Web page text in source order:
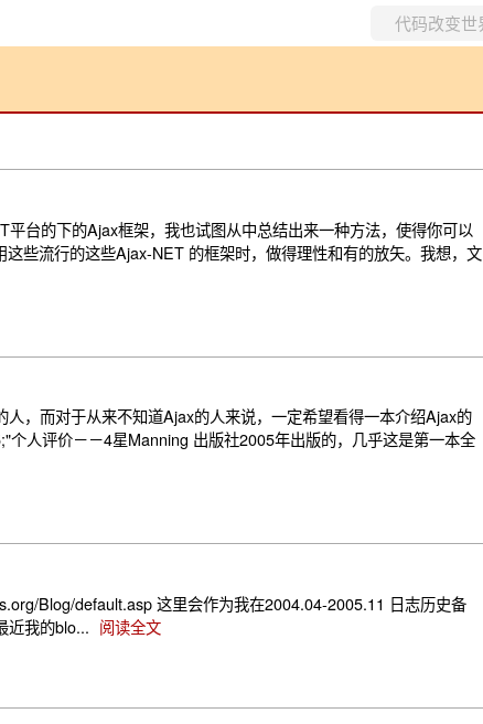
台的下的Ajax框架，我也试图从中总结出来一种方法，使得你可以
些流行的这些Ajax-NET 的框架时，做得理性和有的放矢。我想，文
，而对于从来不知道Ajax的人来说，一定希望看得一本介绍Ajax的
人评价－－4星Manning 出版社2005年出版的，几乎这是第一本全
Blog/default.asp 这里会作为我在2004.04-2005.11 日志历史备
近我的blo... 阅读全文